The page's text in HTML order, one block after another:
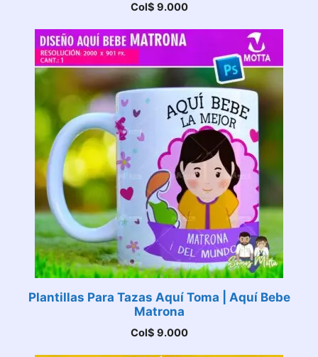
Col$ 9.000
Plantillas Para Tazas Aquí Toma | Aquí Bebe
Matrona
Col$ 9.000